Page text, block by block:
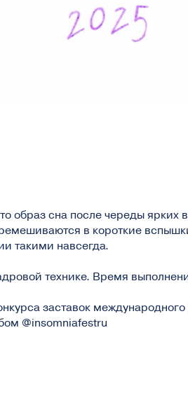
образ сна после череды ярких
в короткие
такими навсегда.
технике. Время
заставок
@insomniafestru